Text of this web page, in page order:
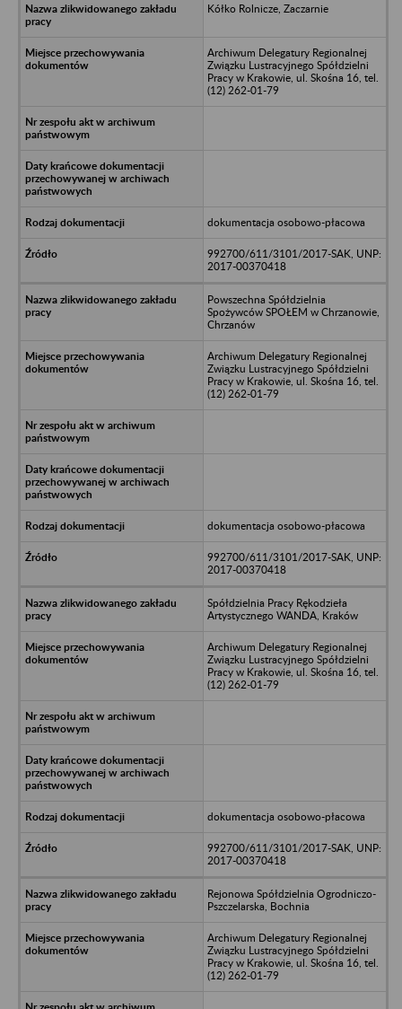
Kółko Rolnicze, Zaczarnie
Archiwum Delegatury Regionalnej
Związku Lustracyjnego Spółdzielni
Pracy w Krakowie, ul. Skośna 16, tel.
(12) 262-01-79
dokumentacja osobowo-płacowa
992700/611/3101/2017-SAK, UNP:
2017-00370418
Powszechna Spółdzielnia
Spożywców SPOŁEM w Chrzanowie,
Chrzanów
Archiwum Delegatury Regionalnej
Związku Lustracyjnego Spółdzielni
Pracy w Krakowie, ul. Skośna 16, tel.
(12) 262-01-79
dokumentacja osobowo-płacowa
992700/611/3101/2017-SAK, UNP:
2017-00370418
Spółdzielnia Pracy Rękodzieła
Artystycznego WANDA, Kraków
Archiwum Delegatury Regionalnej
Związku Lustracyjnego Spółdzielni
Pracy w Krakowie, ul. Skośna 16, tel.
(12) 262-01-79
dokumentacja osobowo-płacowa
992700/611/3101/2017-SAK, UNP:
2017-00370418
Rejonowa Spółdzielnia Ogrodniczo-
Pszczelarska, Bochnia
Archiwum Delegatury Regionalnej
Związku Lustracyjnego Spółdzielni
Pracy w Krakowie, ul. Skośna 16, tel.
(12) 262-01-79